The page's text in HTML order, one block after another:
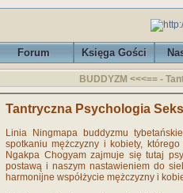
Forum Księga Gości
BUDDYZM <<<== -
Tantryczna Psychologia
Linia Ningmapa buddyzmu
spotkaniu mężczyzny i kobiety,
Ngakpa Chogyam zajmuje się tutaj
postawą i naszym nastawieniem do
harmonijne współżycie mężczyzny i